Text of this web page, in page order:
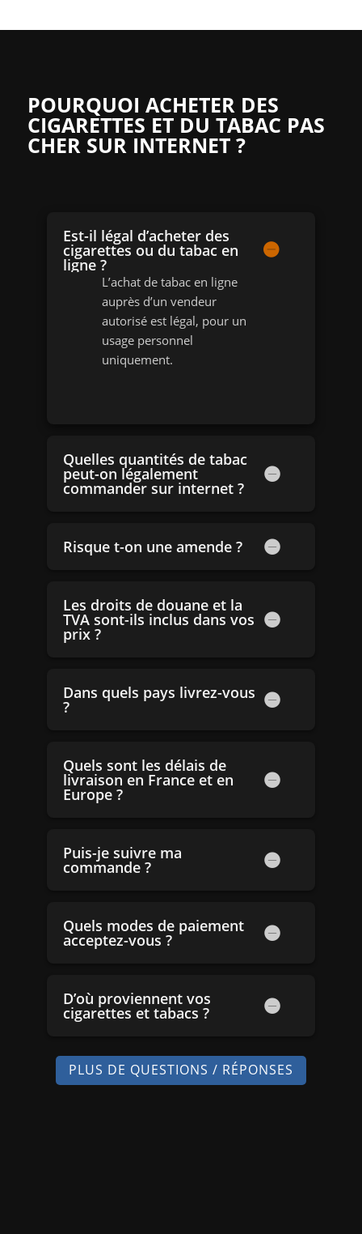
POURQUOI ACHETER DES
CIGARETTES ET DU TABAC PAS
CHER SUR INTERNET ?
Est-il légal d’acheter des
cigarettes ou du tabac en
ligne ?
L’achat de tabac en ligne
auprès d’un vendeur
autorisé est légal, pour un
usage personnel
uniquement.
Quelles quantités de tabac
peut-on légalement
commander sur internet ?
Risque t-on une amende ?
Les droits de douane et la
TVA sont-ils inclus dans vos
prix ?
Dans quels pays livrez-vous
?
Quels sont les délais de
livraison en France et en
Europe ?
Puis-je suivre ma
commande ?
Quels modes de paiement
acceptez-vous ?
D’où proviennent vos
cigarettes et tabacs ?
PLUS DE QUESTIONS / RÉPONSES